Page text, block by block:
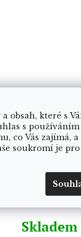
obsah, které s
s používáním
co Vás zajímá, a
soukromí je pro
podtácek
gold
Skladem